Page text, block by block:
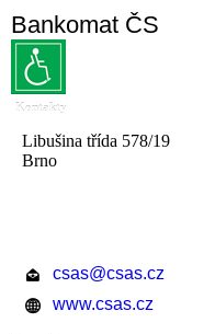
Bankomat ČS
Kontakty
Libušina třída 578/19
Brno
csas@csas.cz
www.csas.cz